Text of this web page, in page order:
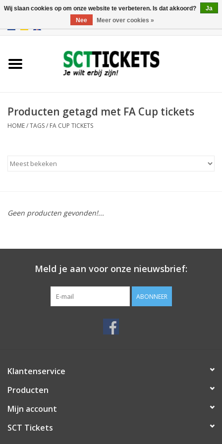
Frankrijk
Producten getagd met FA Cup tickets
HOME/TAGS/ FA CUP TICKETS
Geen producten gevonden!...
Meld je aan voor onze nieuwsbrief:
ABONNEER
Klantenservice
Producten
Mijn account
SCT Tickets
Wij slaan cookies op om onze website te verbeteren. Is dat akkoord?
Ja
Nee
Meer over cookies »